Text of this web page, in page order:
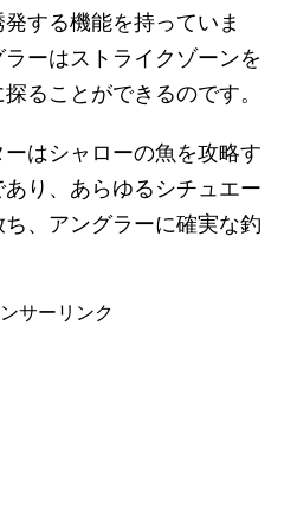
する機能を持っていま
ーはストライクゾーンを
ることができるのです。
はシャローの魚を攻略す
り、あらゆるシチュエー
、アングラーに確実な釣
ーリンク